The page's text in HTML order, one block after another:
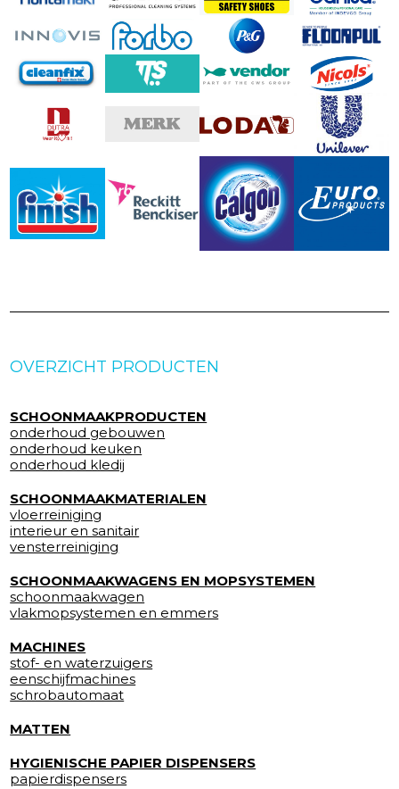
OVERZICHT PRODUCTEN
SCHOONMAAKPRODUCTEN
onderhoud gebouwen
onderhoud keuken
onderhoud kledij
SCHOONMAAKMATERIALEN
vloerreiniging
interieur en sanitair
vensterreiniging
SCHOONMAAKWAGENS EN MOPSYSTEMEN
schoonmaakwagen
vlakmopsystemen en emmers
MACHINES
stof- en waterzuigers
eenschijfmachines
schrobautomaat
MATTEN
HYGIENISCHE PAPIER DISPENSERS
papierdispensers